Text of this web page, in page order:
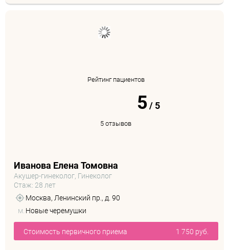
Рейтинг пациентов
5/5
5 отзывов
Иванова Елена Томовна
Акушер-гинеколог, Гинеколог
Стаж: 28 лет
Москва, Ленинский пр., д. 90
м. Новые черемушки
Стоимость первичного приема 1 750 руб.